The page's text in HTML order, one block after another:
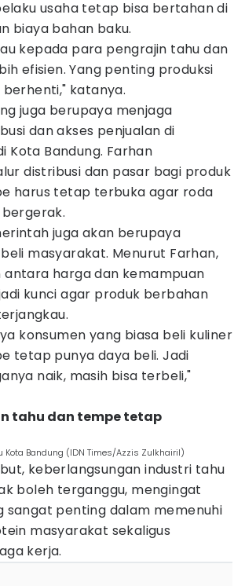
usaha tetap bisa bertahan di
biaya bahan baku.
kepada para pengrajin tahu dan
efisien. Yang penting produksi
katanya.
juga berupaya menjaga
dan akses penjualan di
Kota Bandung. Farhan
distribusi dan pasar bagi produk
harus tetap terbuka agar roda
juga akan berupaya
masyarakat. Menurut Farhan,
antara harga dan kemampuan
kunci agar produk berbahan
konsumen yang biasa beli kuliner
tetap punya daya beli. Jadi
naik, masih bisa terbeli,"
tahu dan tempe tetap
Kota Bandung (IDN Times/Azzis Zulkhairil)
keberlangsungan industri tahu
boleh terganggu, mengingat
sangat penting dalam memenuhi
masyarakat sekaligus
kerja.